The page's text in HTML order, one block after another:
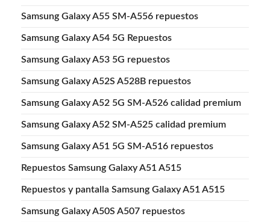
Samsung Galaxy A55 SM-A556 repuestos
Samsung Galaxy A54 5G Repuestos
Samsung Galaxy A53 5G repuestos
Samsung Galaxy A52S A528B repuestos
Samsung Galaxy A52 5G SM-A526 calidad premium
Samsung Galaxy A52 SM-A525 calidad premium
Samsung Galaxy A51 5G SM-A516 repuestos
Repuestos Samsung Galaxy A51 A515
Repuestos y pantalla Samsung Galaxy A51 A515
Samsung Galaxy A50S A507 repuestos